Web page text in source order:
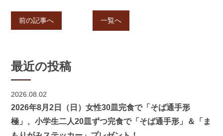
前の記事へ 一覧へ
最近の投稿
2026.08.02
2026年8月2日（日）女性30皿完食で「そば通手形
極」、小学生二人20皿ずつ完食で「そば通手形」＆「ま